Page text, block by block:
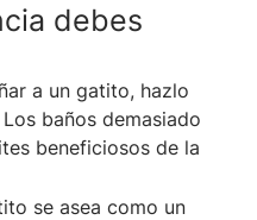
debes
a un gatito, hazlo
baños demasiado
beneficiosos de la
se asea como un